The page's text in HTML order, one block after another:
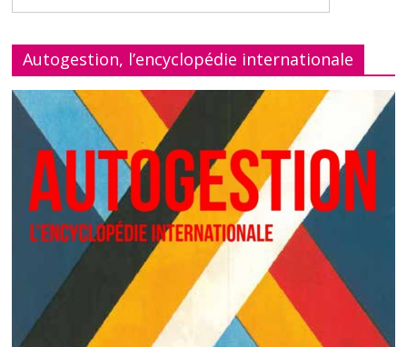
Autogestion, l’encyclopédie internationale